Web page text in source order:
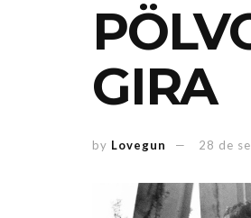
GIRA
by Lovegun 28 de